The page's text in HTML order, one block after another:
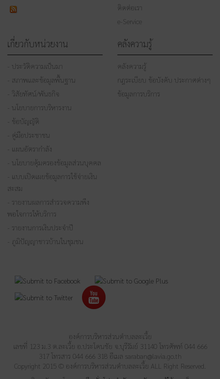
ติดต่อเรา
e-Service
เกี่ยวกับหน่วยงาน
- ประวัติความเป็นมา
- สภาพและข้อมูลพื้นฐาน
- วิสัยทัศน์/พันธกิจ
- นโยบายการบริหารงาน
- ข้อบัญญัติ
- คู่มือประชาชน
- แผนอัตรากำลัง
- นโยบายคุ้มครองข้อมูลส่วนบุคคล
- แบบเปิดเผยข้อมูลการใช้จ่ายเงิน
สะสม
- รายงานผลการสำรวจความพึง
พอใจการให้บริการ
- รายงานการเงินประจำปี
- ภูมิปัญญาชาวบ้านในชุมชน
คลังความรู้
คลังความรู้
กฎระเบียบ ข้อบังคับ ประกาศต่างๆ
ข้อมูลการบริการ
องค์การบริหารส่วนตำบลละเวี้ย
เลขที่ 123 ม.3 ต.ละเวี้ย อ.ประโคนชัย จ.บุรีรัมย์ 31140 โทรศัพท์ 044 666
317 โทรสาร 044 666 318 อีเมล saraban@lavia.go.th
Copyright 2015 © องค์การบริหารส่วนตำบลละเวี้ย ALL Right Reserved.